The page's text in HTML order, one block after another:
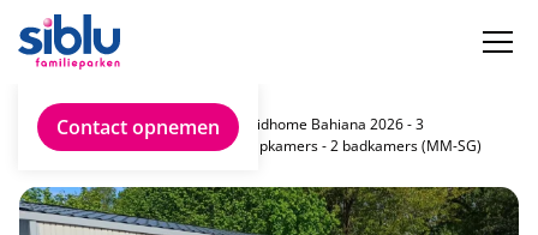
Contact opnemen
ideale
chalet
Rapidhome Bahiana 2026 - 3
slaapkamers - 2 badkamers (MM-SG)